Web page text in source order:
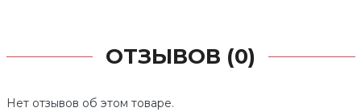
ОТЗЫВОВ (0)
Нет отзывов об этом товаре.